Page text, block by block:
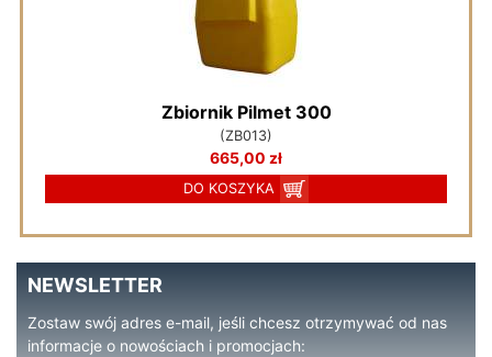
NEWSLETTER
Zostaw swój adres e-mail, jeśli chcesz otrzymywać od nas
informacje o nowościach i promocjach:
Zbiornik Pilmet 300
(ZB013)
665,00 zł
DO KOSZYKA